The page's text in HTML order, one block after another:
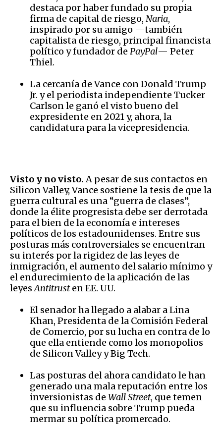
destaca por haber fundado su propia
firma de capital de riesgo, Naria,
inspirado por su amigo —también
capitalista de riesgo, principal financista
político y fundador de PayPal— Peter
Thiel.
La cercanía de Vance con Donald Trump
Jr. y el periodista independiente Tucker
Carlson le ganó el visto bueno del
expresidente en 2021 y, ahora, la
candidatura para la vicepresidencia.
Visto y no visto.A pesar de sus contactos en
Silicon Valley, Vance sostiene la tesis de que la
guerra cultural es una “guerra de clases”,
donde la élite progresista debe ser derrotada
para el bien de la economía e intereses
políticos de los estadounidenses. Entre sus
posturas más controversiales se encuentran
su interés por la rigidez de las leyes de
inmigración, el aumento del salario mínimo y
el endurecimiento de la aplicación de las
leyesAntitrusten EE. UU.
El senador ha llegado a alabar a Lina
Khan, Presidenta de la Comisión Federal
de Comercio, por su lucha en contra de lo
que ella entiende como los monopolios
de Silicon Valley y Big Tech.
Las posturas del ahora candidato le han
generado una mala reputación entre los
inversionistas de Wall Street, que temen
que su influencia sobre Trump pueda
mermar su política promercado.